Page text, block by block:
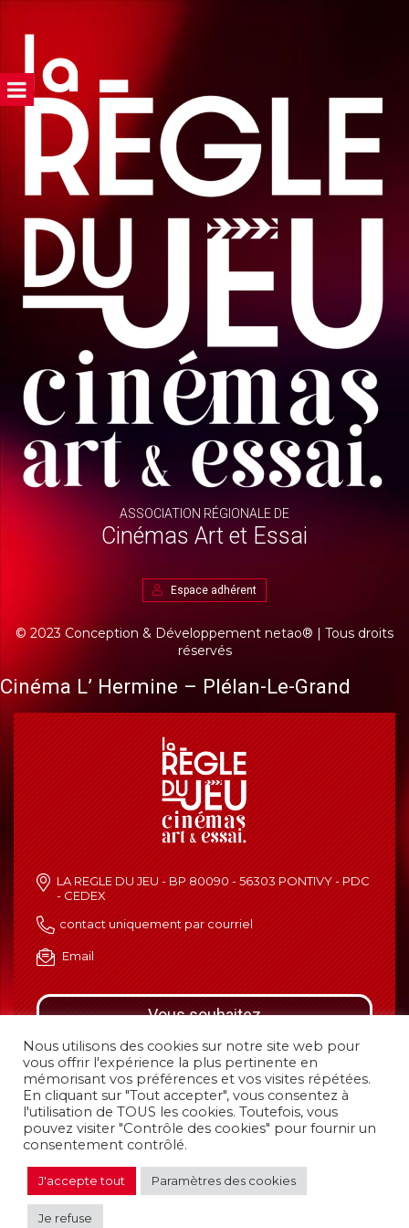
ASSOCIATION RÉGIONALE DE
Cinémas Art et Essai
Espace adhérent
© 2023 Conception & Développement netao® | Tous droits
réservés
Cinéma L’ Hermine – Plélan-Le-Grand
LA REGLE DU JEU - BP 80090 - 56303 PONTIVY - PDC
- CEDEX
contact uniquement par courriel
Email
Vous souhaitez
C’est simple, envoyez votre demande
en cliquant sur le bouton ci-dessous.
JE M'INSCRIS
Mentions légales
Nous utilisons des cookies sur notre site web pour
vous offrir l'expérience la plus pertinente en
mémorisant vos préférences et vos visites répétées.
En cliquant sur "Tout accepter", vous consentez à
l'utilisation de TOUS les cookies. Toutefois, vous
pouvez visiter "Contrôle des cookies" pour fournir un
consentement contrôlé.
J'accepte tout Paramètres des cookies
Je refuse